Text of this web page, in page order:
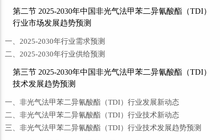
第二节 2025-2030年中国非光气法甲苯二异氰酸酯（TDI）
行业市场发展趋势预测
一、2025-2030年行业需求预测
二、2025-2030年行业供给预测
第三节 2025-2030年中国非光气法甲苯二异氰酸酯（TDI）
技术发展趋势预测
一、非光气法甲苯二异氰酸酯（TDI）行业发展新动态
二、非光气法甲苯二异氰酸酯（TDI）行业技术新动态
三、非光气法甲苯二异氰酸酯（TDI）行业技术发展趋势预测